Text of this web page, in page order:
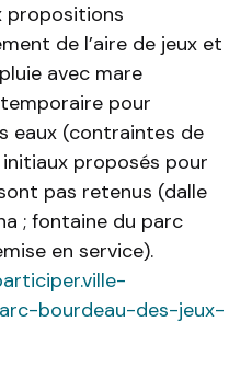
propositions
de l’aire de jeux et
avec mare
pour
eaux (contraintes de
proposés pour
pas retenus (dalle
; fontaine du parc
en service).
bourdeau-des-jeux-